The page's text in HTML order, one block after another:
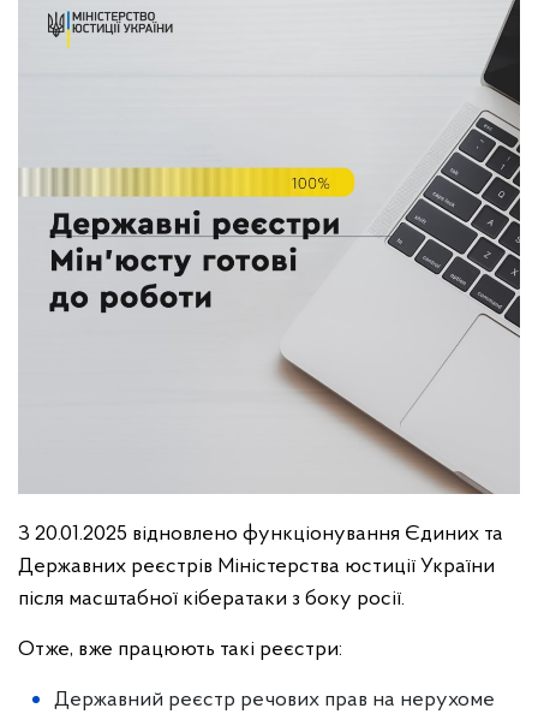
З 20.01.2025 відновлено функціонування Єдиних та
Державних реєстрів Міністерства юстиції України
після масштабної кібератаки з боку росії.
Отже, вже працюють такі реєстри:
Державний реєстр речових прав на нерухоме